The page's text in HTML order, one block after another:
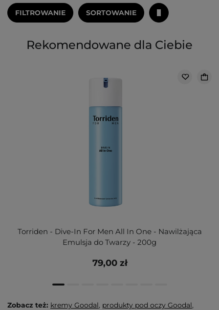
FILTROWANIE SORTOWANIE
Rekomendowane dla Ciebie
Torriden - Dive-In For Men All In One - Nawilżająca
Emulsja do Twarzy - 200g
79,00 zł
Zobacz też: kremy Goodal, produkty pod oczy Goodal,